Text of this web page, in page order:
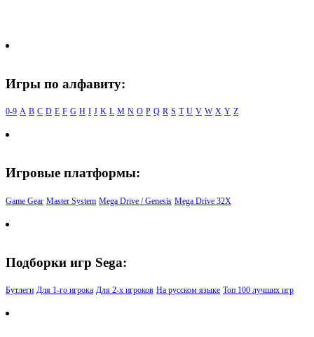
Игры по алфавиту:
0-9 A B C D E F G H I J K L M N O P Q R S T U V W X Y Z
Игровые платформы:
Game Gear Master System Mega Drive / Genesis Mega Drive 32X
Подборки игр Sega:
Бутлеги Для 1-го игрока Для 2-х игроков На русском языке Топ 100 лучших игр